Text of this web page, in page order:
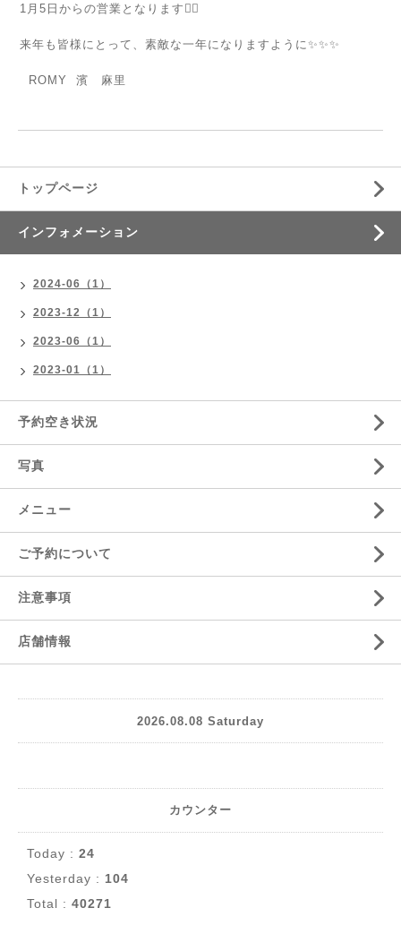
1月5日からの営業となります🙇‍♀️
来年も皆様にとって、素敵な一年になりますように✨✨✨
ROMY 濱 麻里
トップページ
インフォメーション
2024-06（1）
2023-12（1）
2023-06（1）
2023-01（1）
予約空き状況
写真
メニュー
ご予約について
注意事項
店舗情報
2026.08.08 Saturday
カウンター
Today : 24
Yesterday : 104
Total : 40271